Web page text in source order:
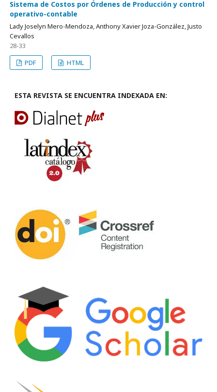
Sistema de Costos por Órdenes de Producción y control
operativo-contable
Lady Joselyn Mero-Mendoza, Anthony Xavier Joza-González, Justo
Cevallos
28-33
PDF
HTML
ESTA REVISTA SE ENCUENTRA INDEXADA EN: